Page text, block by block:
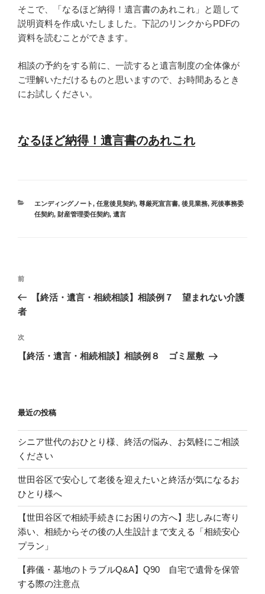
そこで、「なるほど納得！遺言書のあれこれ」と題して
説明資料を作成いたしました。下記のリンクからPDFの
資料を読むことができます。
相談の予約をする前に、一読すると遺言制度の全体像が
ご理解いただけるものと思いますので、お時間あるとき
にお試しください。
なるほど納得！遺言書のあれこれ
カ
テ
エンディングノート, 任意後見契約, 尊厳死宣言書, 後見業務, 死後事務委
任契約, 財産管理委任契約, 遺言
投
ナ
ゲ
ー
過
去
の
稿
前
【終活・遺言・相続相談】相談例７ 望まれない介護
者
次
の
次
【終活・遺言・相続相談】相談例８ ゴミ屋敷
最近の投稿
シニア世代のおひとり様、終活の悩み、お気軽にご相談
ください
世田谷区で安心して老後を迎えたいと終活が気になるお
ひとり様へ
【世田谷区で相続手続きにお困りの方へ】悲しみに寄り
添い、相続からその後の人生設計まで支える「相続安心
プラン」
【葬儀・墓地のトラブルQ&A】Q90 自宅で遺骨を保管
する際の注意点